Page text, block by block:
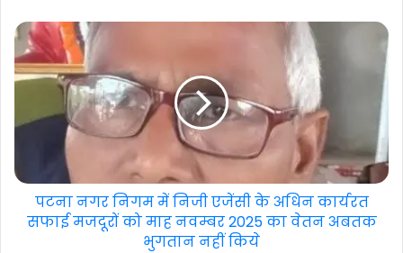
पटना नगर निगम में निजी एजेंसी के अधिन कार्यरत
सफाई मजदूरों को माह नवम्बर 2025 का वेतन अबतक
भुगतान नहीं किये